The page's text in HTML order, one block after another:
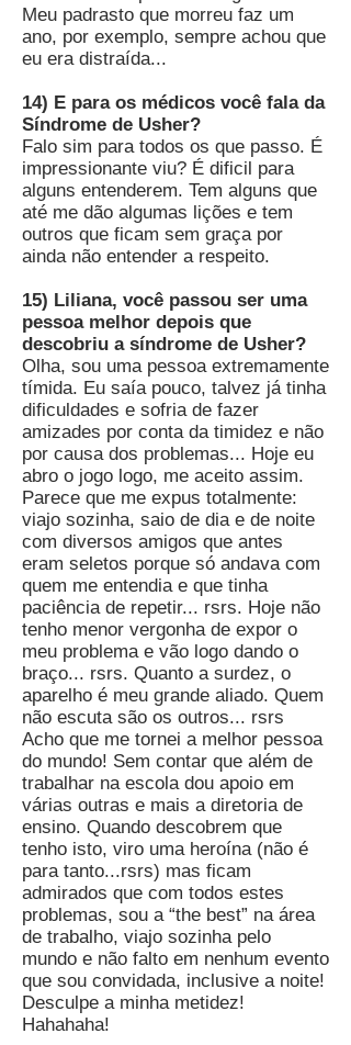
Meu padrasto que morreu faz um
ano, por exemplo, sempre achou que
eu era distraída...
14) E para os médicos você fala da
Síndrome de Usher?
Falo sim para todos os que passo. É
impressionante viu? É dificil para
alguns entenderem. Tem alguns que
até me dão algumas lições e tem
outros que ficam sem graça por
ainda não entender a respeito.
15) Liliana, você passou ser uma
pessoa melhor depois que
descobriu a síndrome de Usher?
Olha, sou uma pessoa extremamente
tímida. Eu saía pouco, talvez já tinha
dificuldades e sofria de fazer
amizades por conta da timidez e não
por causa dos problemas... Hoje eu
abro o jogo logo, me aceito assim.
Parece que me expus totalmente:
viajo sozinha, saio de dia e de noite
com diversos amigos que antes
eram seletos porque só andava com
quem me entendia e que tinha
paciência de repetir... rsrs. Hoje não
tenho menor vergonha de expor o
meu problema e vão logo dando o
braço... rsrs. Quanto a surdez, o
aparelho é meu grande aliado. Quem
não escuta são os outros... rsrs
Acho que me tornei a melhor pessoa
do mundo! Sem contar que além de
trabalhar na escola dou apoio em
várias outras e mais a diretoria de
ensino. Quando descobrem que
tenho isto, viro uma heroína (não é
para tanto...rsrs) mas ficam
admirados que com todos estes
problemas, sou a “the best” na área
de trabalho, viajo sozinha pelo
mundo e não falto em nenhum evento
que sou convidada, inclusive a noite!
Desculpe a minha metidez!
Hahahaha!